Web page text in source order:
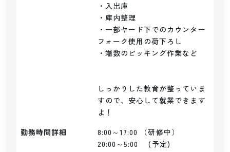
・入出庫
・庫内整理
・一部ヤード下でのカウンター
フォーク使用の荷下ろし
・端数のピッキング作業など
しっかりした教育が整っていま
すので、安心して就業できます
よ！
勤務時間詳細
8:00～17:00 （研修中）
20:00～5:00　 (予定)